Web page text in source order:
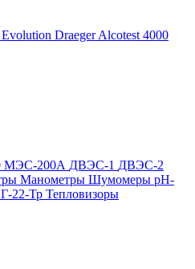
Draeger Alcotest 4000
МЭС-200А ДВЭС-1 ДВЭС-2
Манометры Шумомеры pH-
22-Тр Тепловизоры